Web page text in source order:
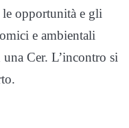
le opportunità e gli
e ambientali
Cer. L’incontro si